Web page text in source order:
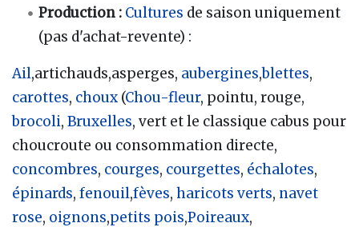
Production : Cultures de saison uniquement
(pas d'achat-revente) :
Ail,artichauds,asperges, aubergines,blettes,
carottes, choux (Chou-fleur, pointu, rouge,
brocoli, Bruxelles, vert et le classique cabus pour
choucroute ou consommation directe,
concombres, courges, courgettes, échalotes,
épinards, fenouil,fèves, haricots verts, navet
rose, oignons,petits pois,Poireaux,